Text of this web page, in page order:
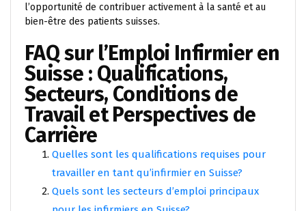
l’opportunité de contribuer activement à la santé et au
bien-être des patients suisses.
FAQ sur l’Emploi Infirmier en
Suisse : Qualifications,
Secteurs, Conditions de
Travail et Perspectives de
Carrière
Quelles sont les qualifications requises pour
travailler en tant qu’infirmier en Suisse?
Quels sont les secteurs d’emploi principaux